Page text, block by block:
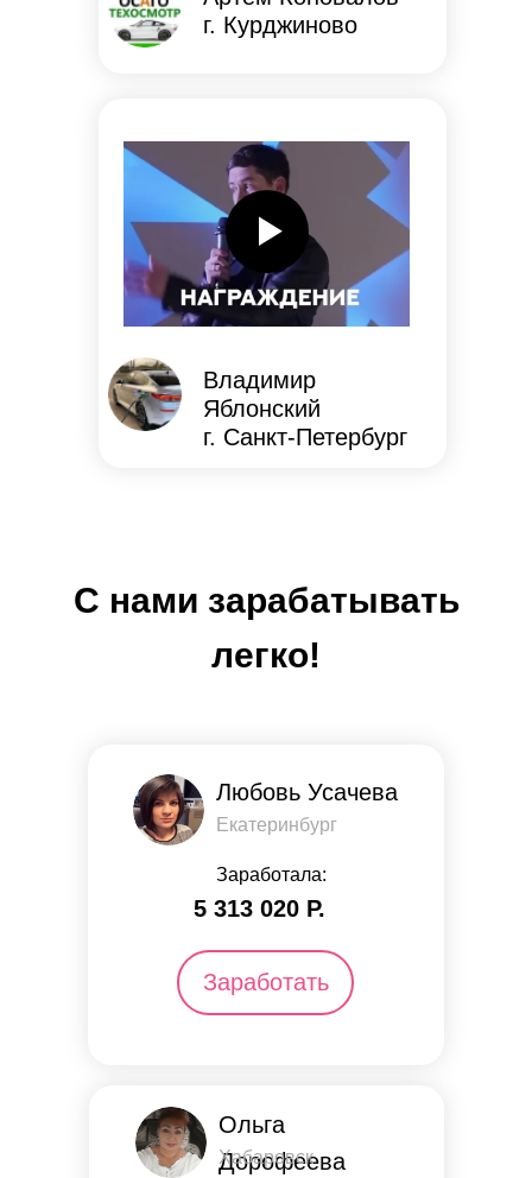
Владимир
Яблонский
г. Санкт-Петербург
г. Курджиново
Любовь Усачева
Екатеринбург
Заработала:
5 313 ​​020 Р.
Заработать
С нами зарабатывать
легко!
Ольга
Дорофеева
Хабаровск